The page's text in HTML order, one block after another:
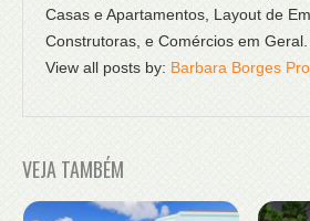
Casas e Apartamentos, Layout de
Construtoras, e Comércios em Geral.
View all posts by: Barbara Borges
VEJA TAMBÉM